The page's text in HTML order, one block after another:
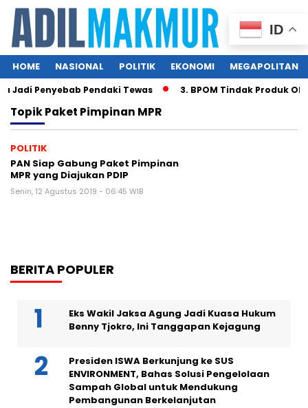
HOME NASIONAL POLITIK EKONOMI MEGAPOLITAN
Jadi Penyebab Pendaki Tewas 3. BPOM Tindak Produk
TopikPaket Pimpinan MPR
POLITIK
PAN Siap Gabung Paket Pimpinan
MPR yang Diajukan PDIP
Senin, 12 Agustus 2019 - 06:45 WIB
BERITA POPULER
Eks Wakil Jaksa Agung Jadi Kuasa Hukum
Benny Tjokro, Ini Tanggapan Kejagung
Presiden ISWA Berkunjung ke SUS
ENVIRONMENT, Bahas Solusi Pengelolaan
Sampah Global untuk Mendukung
Pembangunan Berkelanjutan
ID